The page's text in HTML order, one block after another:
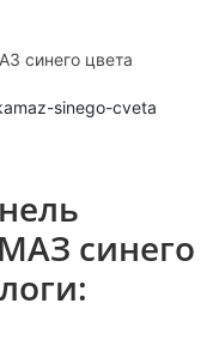
sinego-cveta
синего